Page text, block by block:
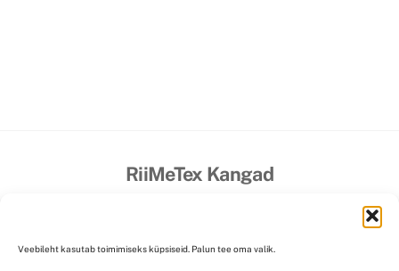
Veebileht kasutab toimimiseks küpsiseid. Palun tee oma valik.
RiiMeTex Kangad
Maksevõimalused
Kohaletoimetamine/Saatekulu